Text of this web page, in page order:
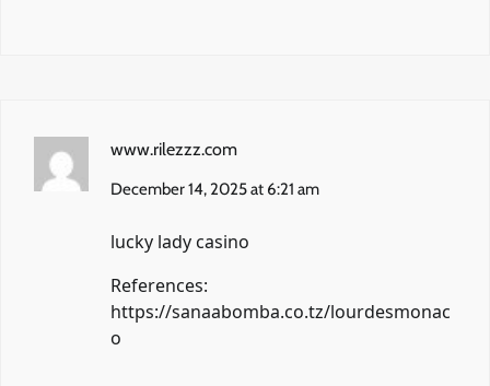
www.rilezzz.com
December 14, 2025 at 6:21 am
lucky lady casino
References:
https://sanaabomba.co.tz/lourdesmonac
o